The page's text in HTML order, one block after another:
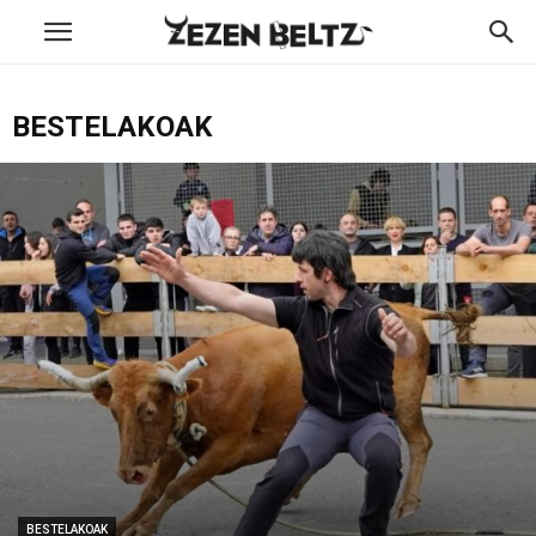
BESTELAKOAK
BESTELAKOAK